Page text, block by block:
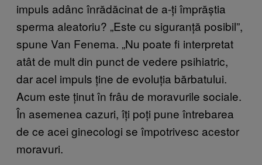
impuls adânc înrădăcinat de a-ți împrăștia
sperma aleatoriu? „Este cu siguranță posibil”,
spune Van Fenema. „Nu poate fi interpretat
atât de mult din punct de vedere psihiatric,
dar acel impuls ține de evoluția bărbatului.
Acum este ținut în frâu de moravurile sociale.
În asemenea cazuri, îți poți pune întrebarea
de ce acei ginecologi se împotrivesc acestor
moravuri.